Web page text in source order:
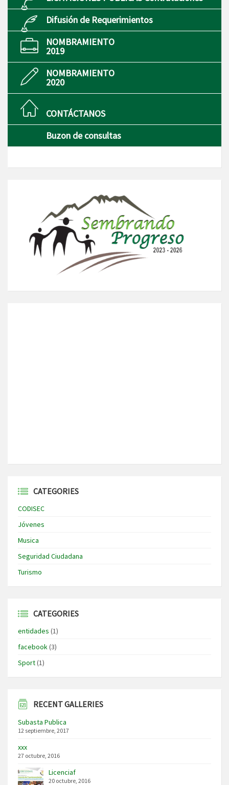
Difusión de Requerimientos
NOMBRAMIENTO
2019
NOMBRAMIENTO
2020
CONTÁCTANOS
Buzon de consultas
CATEGORIES
CODISEC
Jóvenes
Musica
Seguridad Ciudadana
Turismo
CATEGORIES
entidades (1)
facebook(3)
Sport(1)
RECENT GALLERIES
Subasta Publica
12 septiembre, 2017
xxx
27 octubre, 2016
Licenciaf
20 octubre, 2016